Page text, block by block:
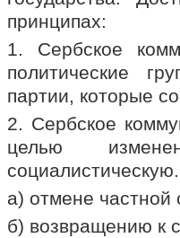
принципах:
1. Сербское
политические
партии, которые
2. Сербское
целью
а) отмене частной
б) возвращению к